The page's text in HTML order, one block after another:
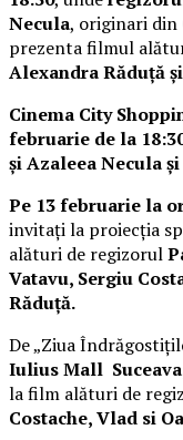
Necula, originari din
prezenta filmul
Alexandra Răduță
Cinema City
februarie de la
și Azaleea Necula
Pe 13 februarie la
invitați la proiecția
alături de regizorul
Vatavu, Sergiu
Răduță.
De „Ziua
Iulius Mall
la film alături de
Costache, Vlad si